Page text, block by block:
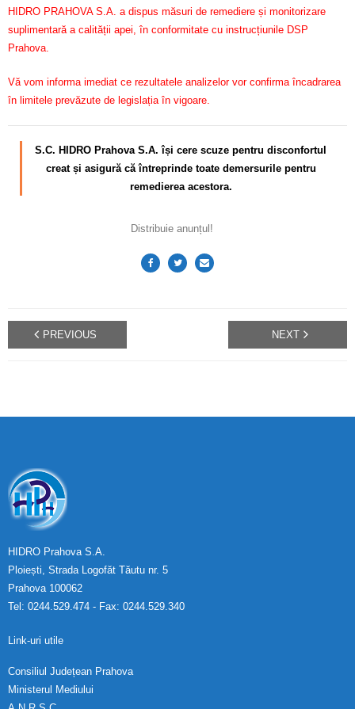
HIDRO PRAHOVA S.A. a dispus măsuri de remediere și monitorizare
suplimentară a calității apei, în conformitate cu instrucțiunile DSP
Prahova.
Vă vom informa imediat ce rezultatele analizelor vor confirma încadrarea
în limitele prevăzute de legislația în vigoare.
S.C. HIDRO Prahova S.A. își cere scuze pentru disconfortul
creat și asigură că întreprinde toate demersurile pentru
remedierea acestora.
Distribuie anunțul!
PREVIOUS NEXT
HIDRO Prahova S.A.
Ploiești, Strada Logofăt Tăutu nr. 5
Prahova 100062
Tel: 0244.529.474 - Fax: 0244.529.340
Link-uri utile
Consiliul Județean Prahova
Ministerul Mediului